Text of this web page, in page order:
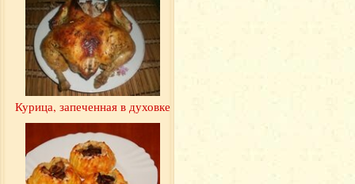
Курица, запеченная в духовке